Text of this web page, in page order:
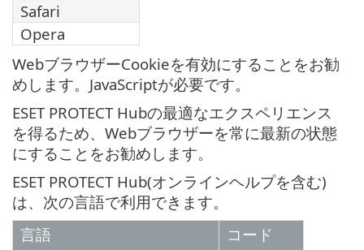
Safari
Opera
WebブラウザーCookieを有効にすることをお勧
めします。JavaScriptが必要です。
ESET PROTECT Hubの最適なエクスペリエンス
を得るため、Webブラウザーを常に最新の状態
にすることをお勧めします。
ESET PROTECT Hub(オンラインヘルプを含む)
は、次の言語で利用できます。
言語
コード